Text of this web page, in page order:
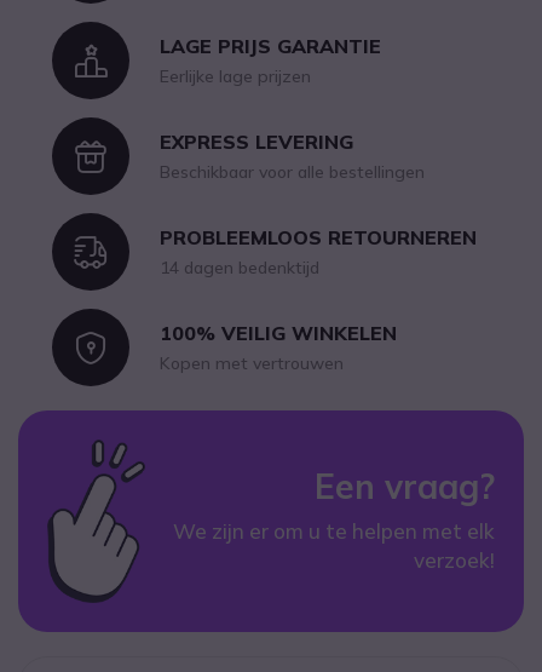
IconLAGE PRIJS GARANTIE
Eerlijke lage prijzen
IconEXPRESS LEVERING
Beschikbaar voor alle bestellingen
IconPROBLEEMLOOS RETOURNEREN
14 dagen bedenktijd
Icon100% VEILIG WINKELEN
Kopen met vertrouwen
Een vraag?
We zijn er om u te helpen met elk
verzoek!